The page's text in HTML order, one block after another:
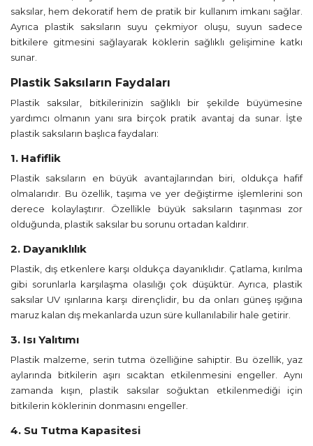
saksılar, hem dekoratif hem de pratik bir kullanım imkanı sağlar.
Ayrıca plastik saksıların suyu çekmiyor oluşu, suyun sadece
bitkilere gitmesini sağlayarak köklerin sağlıklı gelişimine katkı
sunar.
Plastik Saksıların Faydaları
Plastik saksılar, bitkilerinizin sağlıklı bir şekilde büyümesine
yardımcı olmanın yanı sıra birçok pratik avantaj da sunar. İşte
plastik saksıların başlıca faydaları:
1. Hafiflik
Plastik saksıların en büyük avantajlarından biri, oldukça hafif
olmalarıdır. Bu özellik, taşıma ve yer değiştirme işlemlerini son
derece kolaylaştırır. Özellikle büyük saksıların taşınması zor
olduğunda, plastik saksılar bu sorunu ortadan kaldırır.
2. Dayanıklılık
Plastik, dış etkenlere karşı oldukça dayanıklıdır. Çatlama, kırılma
gibi sorunlarla karşılaşma olasılığı çok düşüktür. Ayrıca, plastik
saksılar UV ışınlarına karşı dirençlidir, bu da onları güneş ışığına
maruz kalan dış mekanlarda uzun süre kullanılabilir hale getirir.
3. Isı Yalıtımı
Plastik malzeme, serin tutma özelliğine sahiptir. Bu özellik, yaz
aylarında bitkilerin aşırı sıcaktan etkilenmesini engeller. Aynı
zamanda kışın, plastik saksılar soğuktan etkilenmediği için
bitkilerin köklerinin donmasını engeller.
4. Su Tutma Kapasitesi